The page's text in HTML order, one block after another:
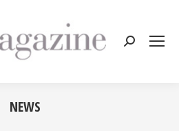
Cerca:
NEWS